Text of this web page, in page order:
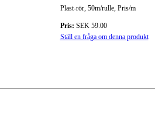
Plast-rör, 50m/rulle, Pris/m
Pris: SEK 59.00
Ställ en fråga om denna produkt